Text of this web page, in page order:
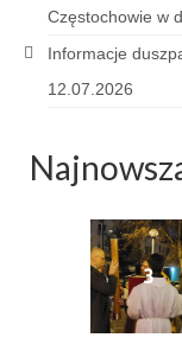
Wielki
Wielka
Galerie
Częstochowie w
Informacje
12.07.2026
3